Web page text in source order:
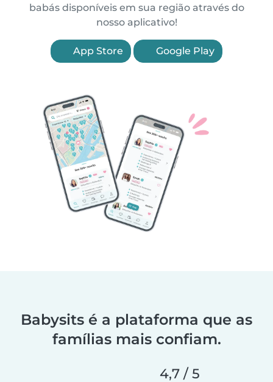
babás disponíveis em sua região através do
nosso aplicativo!
App Store Google Play
Babysits é a plataforma que as
famílias mais confiam.
4,7 / 5